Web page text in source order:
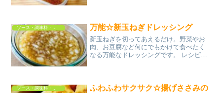
万能☆新玉ねぎドレッシング
新玉ねぎを切ってあえるだけ。野菜やお
肉、お豆腐など何にでもかけて食べたく
なる万能なドレッシングです。 レシピは
汁★塩みんな...
ソース・調味料・ドレッシング
ふわふわサクサク☆揚げささみの